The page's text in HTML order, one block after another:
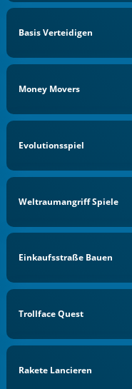
Basis Verteidigen
Money Movers
Evolutionsspiel
Weltraumangriff Spiele
Einkaufsstraße Bauen
Trollface Quest
Rakete Lancieren